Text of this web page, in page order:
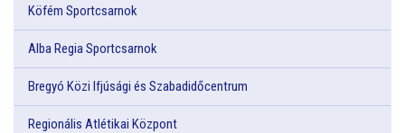
Köfém Sportcsarnok
Alba Regia Sportcsarnok
Bregyó Közi Ifjúsági és Szabadidőcentrum
Regionális Atlétikai Központ